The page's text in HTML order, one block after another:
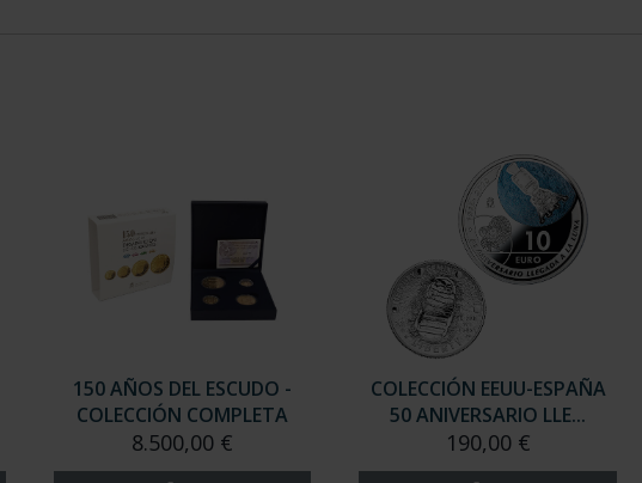
150 AÑOS DEL ESCUDO -
COLECCIÓN COMPLETA
8.500,00 €
COLECCIÓN EEUU-ESPAÑA
50 ANIVERSARIO LLE...
190,00 €